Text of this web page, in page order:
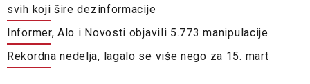
svih koji šire dezinformacije
Informer, Alo i Novosti objavili 5.773 manipulacije
Rekordna nedelja, lagalo se više nego za 15. mart